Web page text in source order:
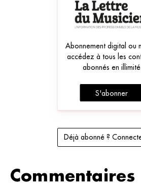
Abonnement digital ou
accédez à tous les
abonnés en illimité
S'abonner
Déjà abonné ?
Commentaires